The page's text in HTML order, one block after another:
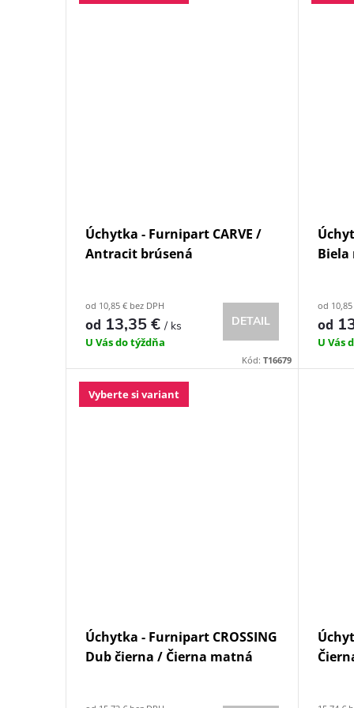
Úchytka - Furnipart CARVE /
Antracit brúsená
od 10,85 € bez DPH
od 13,35 €/ ks
U Vás do týždňa
DETAIL
Kód:T16679
Biela
od 10,85
od
U Vás
Vyberte si variant
Úchytka - Furnipart CROSSING
Dub čierna / Čierna matná